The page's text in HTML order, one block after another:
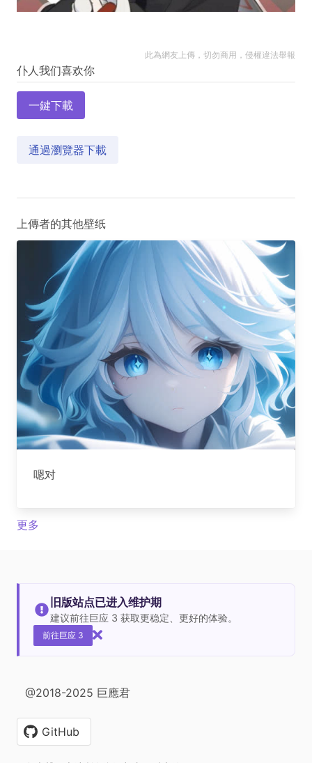
此為網友上傳，切勿商用，侵權違法舉報
一鍵下載
通過瀏覽器下載
上傳者的其他壁纸
嗯对
更多
旧版站点已进入维护期
建议前往巨应 3 获取更稳定、更好的体验。
前往巨应 3
@2018-2025 巨應君
GitHub